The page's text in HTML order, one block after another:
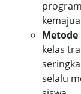
Metode
kelas
selalu